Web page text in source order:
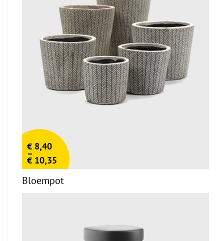
€ 8,40
–
€ 10,35
Bloempot